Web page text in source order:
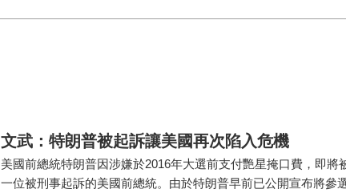
文武：特朗普被起訴讓美國再次陷入危機
美國前總統特朗普因涉嫌於2016年大選前支付艷星掩口費，即將
一位被刑事起訴的美國前總統。由於特朗普早前已公開宣布將參